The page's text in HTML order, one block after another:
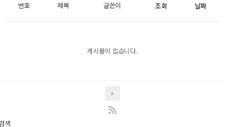
번호 제목 글쓴이 조회 날짜
게시물이 없습니다.
색